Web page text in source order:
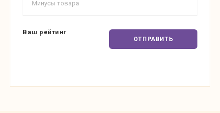
Ваш рейтинг
ОТПРАВИТЬ